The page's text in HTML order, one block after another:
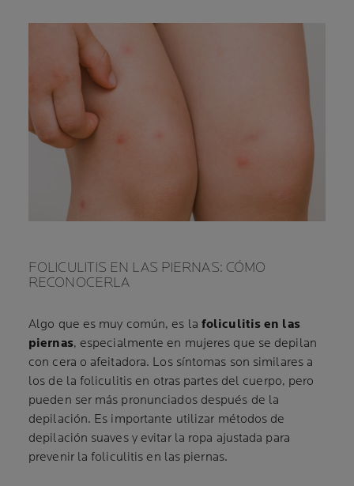
FOLICULITIS EN LAS PIERNAS: CÓMO
RECONOCERLA
Algo que es muy común, es la foliculitis en las
piernas, especialmente en mujeres que se depilan
con cera o afeitadora. Los síntomas son similares a
los de la foliculitis en otras partes del cuerpo, pero
pueden ser más pronunciados después de la
depilación. Es importante utilizar métodos de
depilación suaves y evitar la ropa ajustada para
prevenir la foliculitis en las piernas.